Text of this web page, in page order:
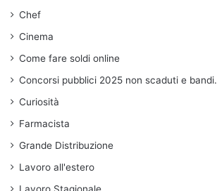
Chef
Cinema
Come fare soldi online
Concorsi pubblici 2025 non scaduti e bandi.
Curiosità
Farmacista
Grande Distribuzione
Lavoro all'estero